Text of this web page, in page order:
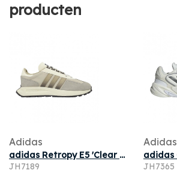
producten
Adidas
adidas Retropy E5 'Clear Brown Sesame' | Men's Size 10
JH7189
Adidas
JH7365